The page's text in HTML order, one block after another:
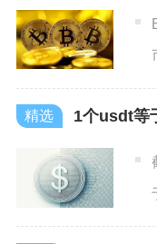
1个usdt等